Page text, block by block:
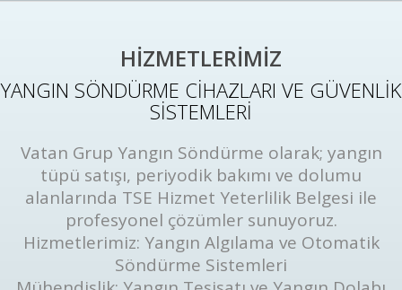
HİZMETLERİMİZ
YANGIN SÖNDÜRME CİHAZLARI VE GÜVENLİK
SİSTEMLERİ
Vatan Grup Yangın Söndürme olarak; yangın
tüpü satışı, periyodik bakımı ve dolumu
alanlarında TSE Hizmet Yeterlilik Belgesi ile
profesyonel çözümler sunuyoruz.
Hizmetlerimiz: Yangın Algılama ve Otomatik
Söndürme Sistemleri